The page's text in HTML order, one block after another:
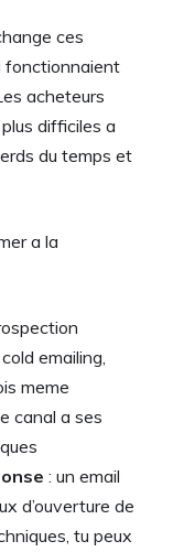
ces
fonctionnaient
acheteurs
difficiles a
du temps et
a la
emailing,
meme
canal a ses
: un email
d’ouverture de
tu peux